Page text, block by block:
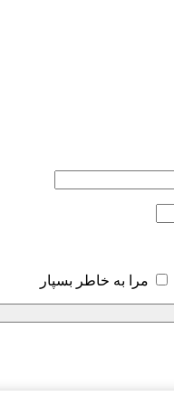
مرا به خاطر بسپار